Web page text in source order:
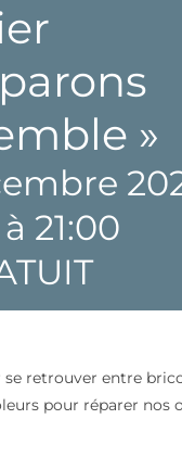
»
à 21:00
se retrouver entre
pour réparer nos